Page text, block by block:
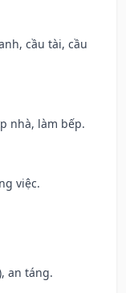
cầu tài, cầu
nhà, làm bếp.
việc.
an táng.